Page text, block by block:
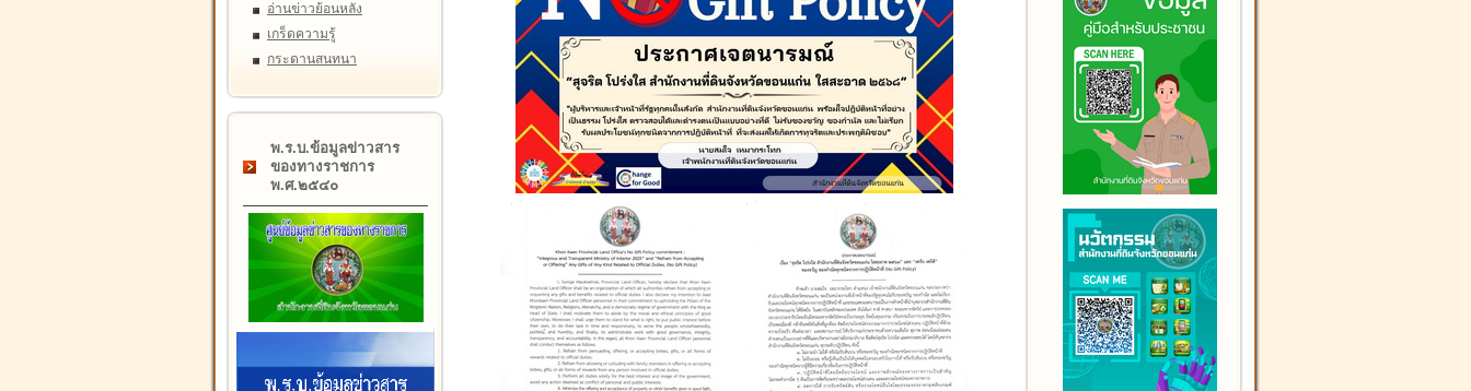
อ่านข่าวย้อนหลัง
เกร็ดความรู้
กระดานสนทนา
พ.ร.บ.ข้อมูลข่าวสาร
ของทางราชการ
พ.ศ.๒๕๔๐